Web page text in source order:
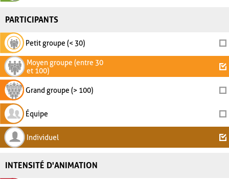
PARTICIPANTS
Petit groupe (< 30)
Moyen groupe (entre 30
et 100)
Grand groupe (> 100)
Équipe
Individuel
INTENSITÉ D'ANIMATION